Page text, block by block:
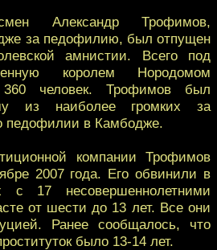
Александр Трофимов,
за педофилию, был отпущен
амнистии. Всего под
королем Нородомом
человек. Трофимов был
из наиболее громких за
педофилии в Камбодже.
компании Трофимов
2007 года. Его обвинили в
с 17 несовершеннолетними
от шести до 13 лет. Все они
Ранее сообщалось, что
было 13-14 лет.